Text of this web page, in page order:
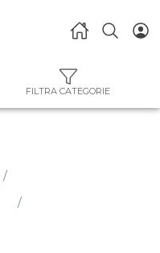
FILTRA CATEGORIE